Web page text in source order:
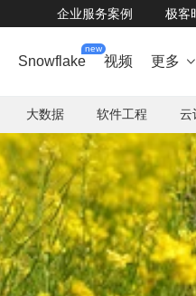
企业服务案例 极客
Snowflake
new
视频 更多 
大数据 软件工程 云